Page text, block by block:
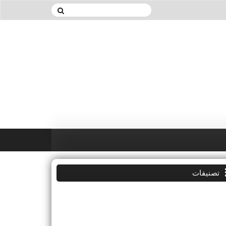
غشت 2026
تصنيفات